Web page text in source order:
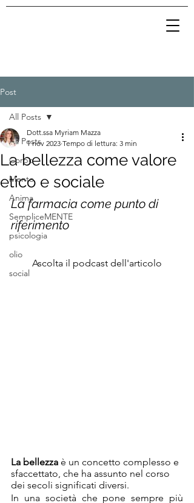
Post
All Posts
Corpo
Mente
Anima
SempliceMENTE
psicologia
olio
social
All Posts
La bellezza come valore
etico e sociale
Dott.ssa Myriam Mazza
1 nov 2023 Tempo di lettura: 3 min
La farmacia come punto di
riferimento
Ascolta il podcast dell'articolo
La bellezza è un concetto complesso e
sfaccettato, che ha assunto nel corso
dei secoli significati diversi.
In una società che pone sempre più